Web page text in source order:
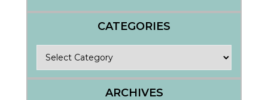
CATEGORIES
ARCHIVES